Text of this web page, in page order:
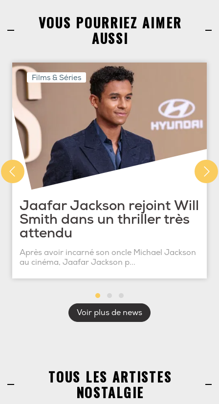
VOUS POURRIEZ AIMER
AUSSI
Films & Séries
Jaafar Jackson rejoint Will
Smith dans un thriller très
attendu
Après avoir incarné son oncle Michael Jackson
au cinéma, Jaafar Jackson p...
Voir plus de news
TOUS LES ARTISTES
NOSTALGIE